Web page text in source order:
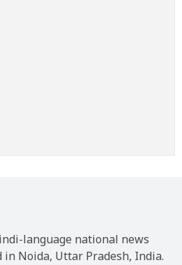
language national news
Noida, Uttar Pradesh, India.